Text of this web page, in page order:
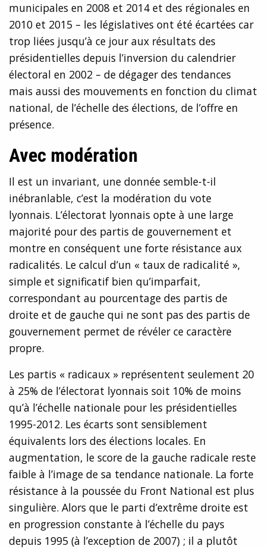
municipales en 2008 et 2014 et des régionales en
2010 et 2015 – les législatives ont été écartées car
trop liées jusqu’à ce jour aux résultats des
présidentielles depuis l’inversion du calendrier
électoral en 2002 – de dégager des tendances
mais aussi des mouvements en fonction du climat
national, de l’échelle des élections, de l’offre en
présence.
Avec modération
Il est un invariant, une donnée semble-t-il
inébranlable, c’est la modération du vote
lyonnais. L’électorat lyonnais opte à une large
majorité pour des partis de gouvernement et
montre en conséquent une forte résistance aux
radicalités. Le calcul d’un « taux de radicalité »,
simple et significatif bien qu’imparfait,
correspondant au pourcentage des partis de
droite et de gauche qui ne sont pas des partis de
gouvernement permet de révéler ce caractère
propre.
Les partis « radicaux » représentent seulement 20
à 25% de l’électorat lyonnais soit 10% de moins
qu’à l’échelle nationale pour les présidentielles
1995-2012. Les écarts sont sensiblement
équivalents lors des élections locales. En
augmentation, le score de la gauche radicale reste
faible à l’image de sa tendance nationale. La forte
résistance à la poussée du Front National est plus
singulière. Alors que le parti d’extrême droite est
en progression constante à l’échelle du pays
depuis 1995 (à l’exception de 2007) ; il a plutôt